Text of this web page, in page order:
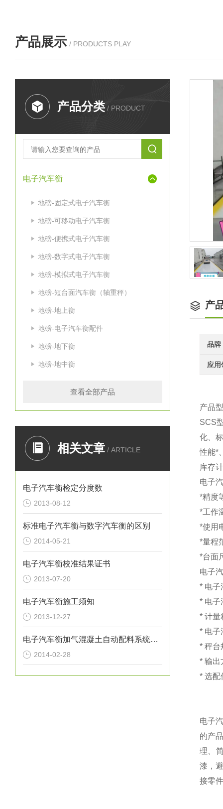
产品展示 / PRODUCTS PLAY
产品分类 / PRODUCT
电子汽车衡
地磅-固定式电子汽车衡
地磅-可移动电子汽车衡
地磅-便携式电子汽车衡
地磅-数字式电子汽车衡
地磅-模拟式电子汽车衡
地磅-短台面汽车衡（轴重秤）
地磅-地上衡
地磅-电子汽车衡配件
地磅-地下衡
地磅-地中衡
查看全部产品
相关文章 / ARTICLE
电子汽车衡检定分度数
2013-08-12
标准电子汽车衡与数字汽车衡的区别
2014-05-21
电子汽车衡校准结果证书
2013-07-20
电子汽车衡施工须知
2013-12-27
电子汽车衡加气混凝土自动配料系统特点
2014-02-28
产
品牌
应用
产品
SCS
化、
性能*
库存
电子
*精度
*工作
*使用
*量程
*台面
电子
* 电子
* 电子
* 计量
* 电子
* 秤台
* 输出
* 选配
电子
的产
理、
漆，
接零